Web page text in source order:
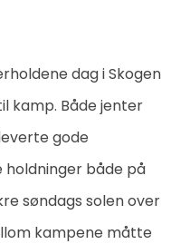
dag i Skogen
kamp. Både jenter
gode
både på
søndags solen over
kampene måtte